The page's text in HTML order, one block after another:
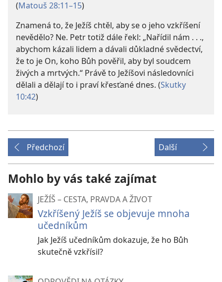
(Matouš 28:11–15)
Znamená to, že Ježíš chtěl, aby se o jeho vzkříšení
nevědělo? Ne. Petr totiž dále řekl: „Nařídil nám . . .,
abychom kázali lidem a dávali důkladné svědectví,
že to je On, koho Bůh pověřil, aby byl soudcem
živých a mrtvých.“ Právě to Ježíšovi následovníci
dělali a dělají to i praví křesťané dnes. (Skutky
10:42)
Předchozí Další
Mohlo by vás také zajímat
JEŽÍŠ – CESTA, PRAVDA A ŽIVOT
Vzkříšený Ježíš se objevuje mnoha
učedníkům
Jak Ježíš učedníkům dokazuje, že ho Bůh
skutečně vzkřísil?